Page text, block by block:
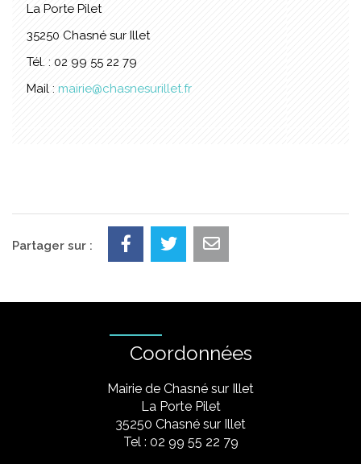
La Porte Pilet
35250 Chasné sur Illet
Tél. : 02 99 55 22 79
Mail : mairie@chasnesurillet.fr
Partager sur :
Coordonnées
Mairie de Chasné sur Illet
La Porte Pilet
35250 Chasné sur Illet
Tel : 02 99 55 22 79